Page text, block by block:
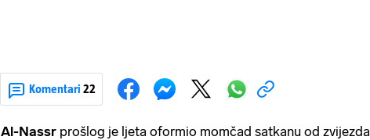
Komentari 22
Al-Nassr prošlog je ljeta oformio momčad satkanu od zvijezda